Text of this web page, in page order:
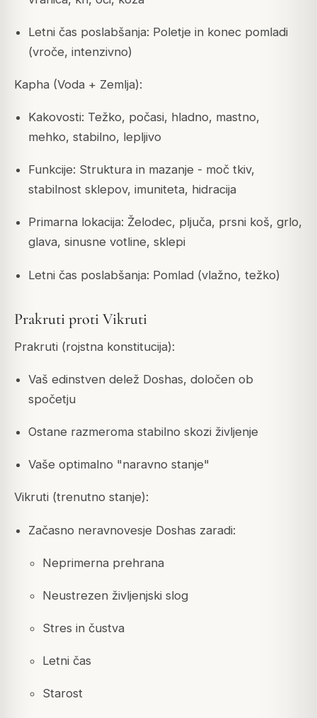
Letni čas poslabšanja: Poletje in konec pomladi
(vroče, intenzivno)
Kapha (Voda + Zemlja):
Kakovosti: Težko, počasi, hladno, mastno,
mehko, stabilno, lepljivo
Funkcije: Struktura in mazanje - moč tkiv,
stabilnost sklepov, imuniteta, hidracija
Primarna lokacija: Želodec, pljuča, prsni koš, grlo,
glava, sinusne votline, sklepi
Letni čas poslabšanja: Pomlad (vlažno, težko)
Prakruti proti Vikruti
Prakruti (rojstna konstitucija):
Vaš edinstven delež Doshas, določen ob
spočetju
Ostane razmeroma stabilno skozi življenje
Vaše optimalno "naravno stanje"
Vikruti (trenutno stanje):
Začasno neravnovesje Doshas zaradi:
Neprimerna prehrana
Neustrezen življenjski slog
Stres in čustva
Letni čas
Starost